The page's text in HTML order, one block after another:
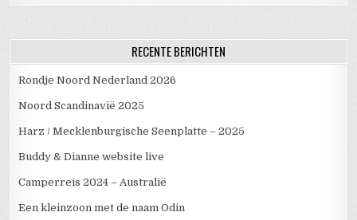
RECENTE BERICHTEN
Rondje Noord Nederland 2026
Noord Scandinavië 2025
Harz / Mecklenburgische Seenplatte – 2025
Buddy & Dianne website live
Camperreis 2024 – Australië
Een kleinzoon met de naam Odin